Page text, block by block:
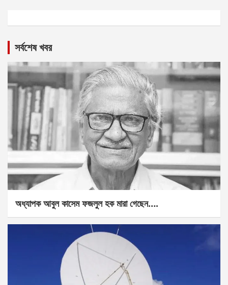
সর্বশেষ খবর
অধ্যাপক আবুল কাসেম ফজলুল হক মারা গেছেন….